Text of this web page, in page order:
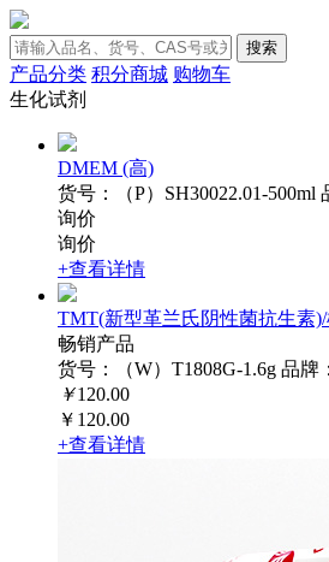
搜索
产品分类 积分商城 购物车
生化试剂
DMEM (高)
货号：（P）SH30022.01-500ml
询价
询价
+查看详情
TMT(新型革兰氏阴性菌抗生素
畅销产品
货号：（W）T1808G-1.6g 品牌
￥120.00
￥120.00
+查看详情